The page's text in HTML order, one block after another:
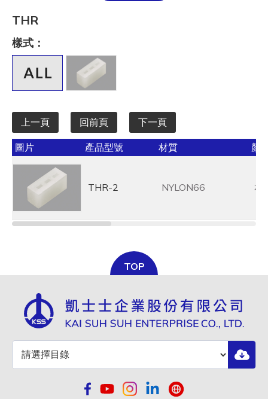
全選
THR
樣式：
上一頁 回前頁 下一頁
圖片 產品型號 材質 顏
THR-2 NYLON66 本
TOP